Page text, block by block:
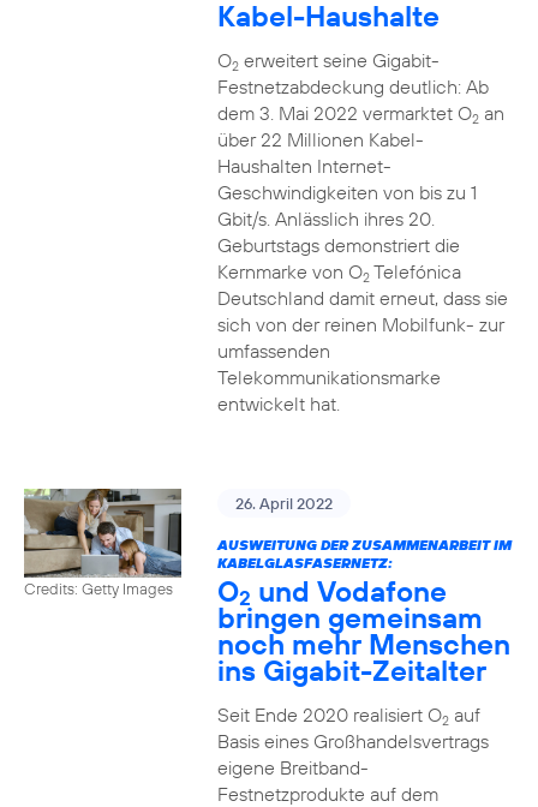
Kabel-Haushalte
O2erweitert seine Gigabit-
Festnetzabdeckung deutlich: Ab
dem 3. Mai 2022 vermarktet O2an
über 22 Millionen Kabel-
Haushalten Internet-
Geschwindigkeiten von bis zu 1
Gbit/s. Anlässlich ihres 20.
Geburtstags demonstriert die
Kernmarke von O2Telefónica
Deutschland damit erneut, dass sie
sich von der reinen Mobilfunk- zur
umfassenden
Telekommunikationsmarke
entwickelt hat.
Credits: Getty Images
26. April 2022
AUSWEITUNG DER ZUSAMMENARBEIT IM
KABELGLASFASERNETZ:
O2 und Vodafone
bringen gemeinsam
noch mehr Menschen
ins Gigabit-Zeitalter
Seit Ende 2020 realisiert O2auf
Basis eines Großhandelsvertrags
eigene Breitband-
Festnetzprodukte auf dem